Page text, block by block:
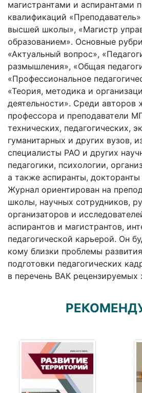
магистрантами и аспирантами
квалификаций
высшей школы», «Магистр
образованием». Основные
«Актуальный вопрос»,
размышления», «Общая
«Профессиональное
«Теория, методика и
деятельности». Среди авторов
профессора и преподаватели
технических, педагогических,
гуманитарных и других вузов,
специалисты РАО и других
педагогики, психологии,
а также аспиранты, докторанты
Журнал ориентирован на
школы, научных сотрудников,
организаторов и
аспирантов и магистрантов,
педагогической карьерой. Он
кому близки проблемы
подготовки педагогических
в перечень ВАК рецензируемых